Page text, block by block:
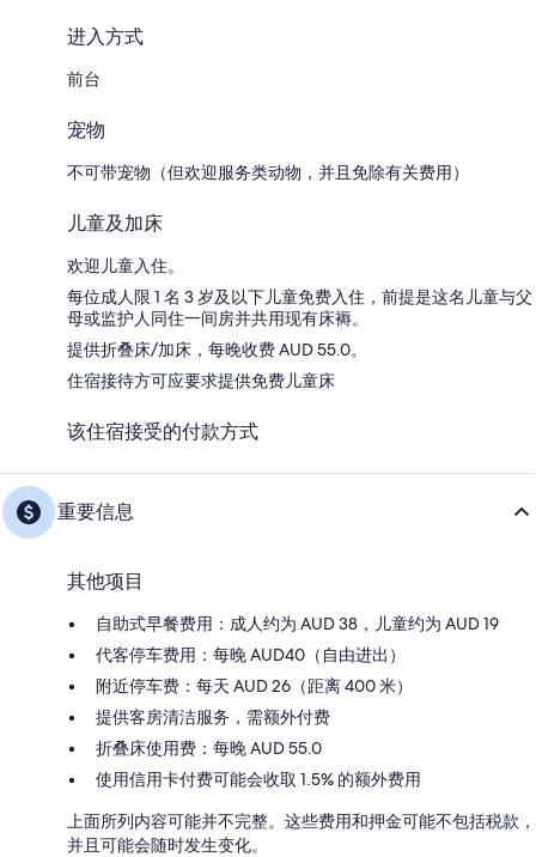
进入方式
前台
宠物
不可带宠物（但欢迎服务类动物，并且免除有关费用）
儿童及加床
欢迎儿童入住。
每位成人限 1 名 3 岁及以下儿童免费入住，前提是这名儿童与父
母或监护人同住一间房并共用现有床褥。
提供折叠床/加床，每晚收费 AUD 55.0。
住宿接待方可应要求提供免费儿童床
该住宿接受的付款方式
重要信息
其他项目
自助式早餐费用：成人约为 AUD 38，儿童约为 AUD 19
代客停车费用：每晚 AUD40（自由进出）
附近停车费：每天 AUD 26（距离 400 米）
提供客房清洁服务，需额外付费
折叠床使用费：每晚 AUD 55.0
使用信用卡付费可能会收取 1.5% 的额外费用
上面所列内容可能并不完整。这些费用和押金可能不包括税款，
并且可能会随时发生变化。